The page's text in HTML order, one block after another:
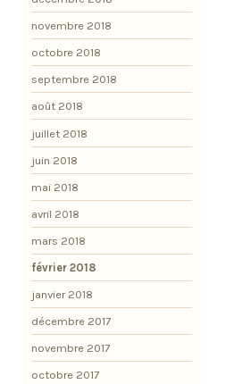
novembre 2018
octobre 2018
septembre 2018
août 2018
juillet 2018
juin 2018
mai 2018
avril 2018
mars 2018
février 2018
janvier 2018
décembre 2017
novembre 2017
octobre 2017